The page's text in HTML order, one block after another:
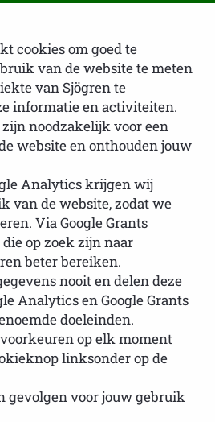
NVSP Ledenlogin
Homepage
Sjögren
naar sjögren
sjögren
Laatst bijgewerkt: 22 april 2026
wetenschappelijk onderzoek
cookies om goed te
van de website te meten
van Sjögren te
informatie en activiteiten.
noodzakelijk voor een
website en onthouden jouw
Analytics krijgen wij
van de website, zodat we
Via Google Grants
op zoek zijn naar
beter bereiken.
nooit en delen deze
Analytics en Google Grants
doeleinden.
op elk moment
linksonder op de
gevolgen voor jouw gebruik